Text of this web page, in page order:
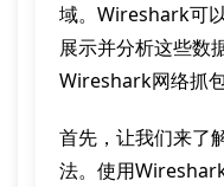
域。Wireshark可
展示并分析这些数
Wireshark网络抓包
首先，让我们来了
法。使用